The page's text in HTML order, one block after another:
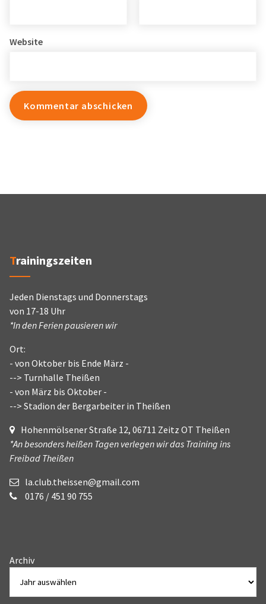
Website
Trainingszeiten
Jeden Dienstags und Donnerstags
von 17-18 Uhr
*In den Ferien pausieren wir
Ort:
- von Oktober bis Ende März -
--> Turnhalle Theißen
- von März bis Oktober -
--> Stadion der Bergarbeiter in Theißen
Hohenmölsener Straße 12, 06711 Zeitz OT Theißen
*An besonders heißen Tagen verlegen wir das Training ins
Freibad Theißen
la.club.theissen@gmail.com
0176 / 451 90 755
Archiv